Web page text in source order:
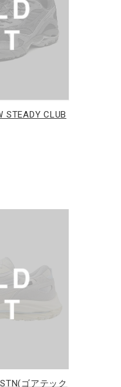
STEADY CLUB
ゴアテック